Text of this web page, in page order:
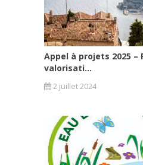
Appel à projets 2025
valorisati...
2 juillet 2024